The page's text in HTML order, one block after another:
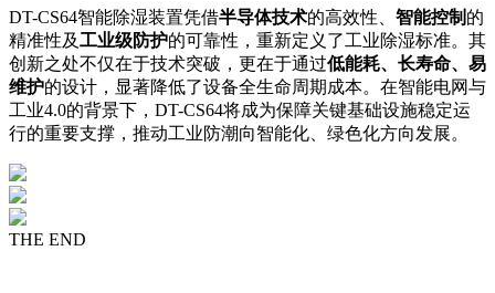
DT-CS64智能除湿装置凭借半导体技术的高效性、 智能控制 的
精准性及工业级防护的可靠性，重新定义了工业除湿标准。其
创新之处不仅在于技术突破，更在于通过低能耗、长寿命、易
维护的设计，显著降低了设备全生命周期成本。在智能电网与
工业4.0的背景下，DT-CS64将成为保障关键基础设施稳定运
行的重要支撑，推动工业防潮向智能化、绿色化方向发展。
THE END